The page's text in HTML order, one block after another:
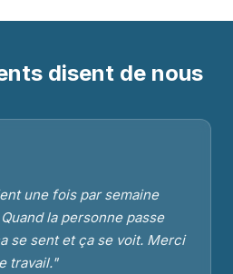
disent de nous
une fois par semaine
la personne passe
se sent et ça se voit. Merci
travail."